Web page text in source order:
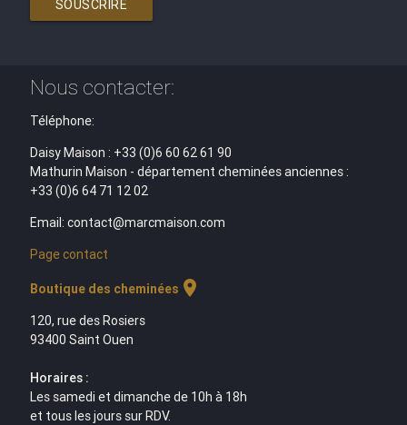
SOUSCRIRE
Nous contacter:
Téléphone:
Daisy Maison : +33 (0)6 60 62 61 90
Mathurin Maison - département cheminées anciennes :
+33 (0)6 64 71 12 02
Email: contact@marcmaison.com
Page contact
Boutique des cheminées location_on
120, rue des Rosiers
93400 Saint Ouen
Horaires :
Les samedi et dimanche de 10h à 18h
et tous les jours sur RDV.